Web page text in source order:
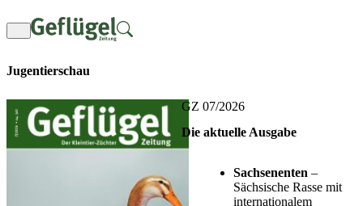
Inhalt
springen
Jugentierschau
GZ 07/2026
Die aktuelle Ausgabe
Sachsenenten –
Sächsische Rasse mit
internationalem